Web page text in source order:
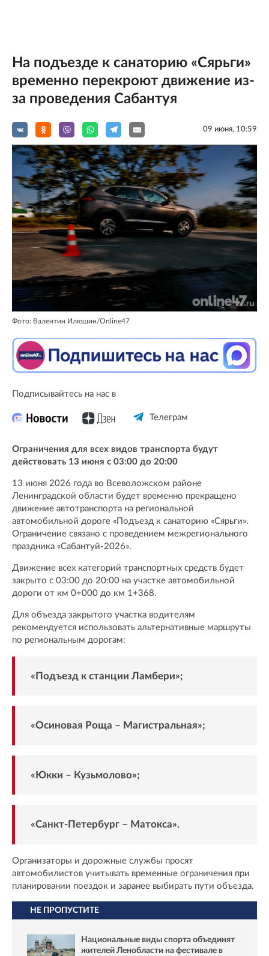
На подъезде к санаторию «Сярьги»
временно перекроют движение из-
за проведения Сабантуя
09 июня, 10:59
Фото: Валентин Илюшин/Online47
Подписывайтесь на нас в
Телеграм
Ограничения для всех видов транспорта будут
действовать 13 июня с 03:00 до 20:00
13 июня 2026 года во Всеволожском районе
Ленинградской области будет временно прекращено
движение автотранспорта на региональной
автомобильной дороге «Подъезд к санаторию «Сярьги».
Ограничение связано с проведением межрегионального
праздника «Сабантуй-2026».
Движение всех категорий транспортных средств будет
закрыто с 03:00 до 20:00 на участке автомобильной
дороги от км 0+000 до км 1+368.
Для объезда закрытого участка водителям
рекомендуется использовать альтернативные маршруты
по региональным дорогам:
«Подъезд к станции Ламбери»;
«Осиновая Роща – Магистральная»;
«Юкки – Кузьмолово»;
«Санкт-Петербург – Матокса».
Организаторы и дорожные службы просят
автомобилистов учитывать временные ограничения при
планировании поездок и заранее выбирать пути объезда.
НЕ ПРОПУСТИТЕ
Национальные виды спорта объединят
жителей Ленобласти на фестивале в